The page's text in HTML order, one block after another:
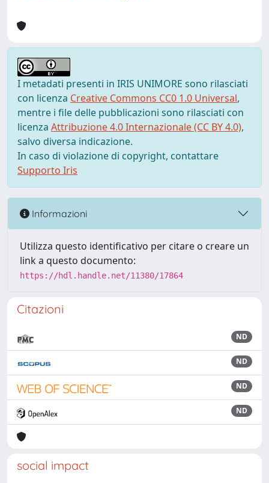
I metadati presenti in IRIS UNIMORE sono rilasciati
con licenza Creative Commons CC0 1.0 Universal,
mentre i file delle pubblicazioni sono rilasciati con
licenza Attribuzione 4.0 Internazionale (CC BY 4.0),
salvo diversa indicazione.
In caso di violazione di copyright, contattare
Supporto Iris
Informazioni
Utilizza questo identificativo per citare o creare un
link a questo documento:
https://hdl.handle.net/11380/17864
Citazioni
ND
ND
ND
ND
social impact